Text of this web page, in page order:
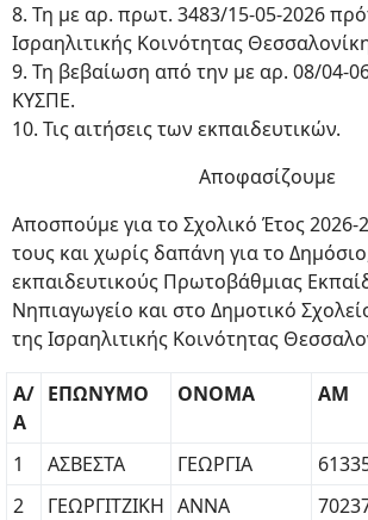
8. Τη με αρ. πρωτ. 3483/15-05-2026
Ισραηλιτικής Κοινότητας
9. Τη βεβαίωση από την με αρ. 08/04-
ΚΥΣΠΕ.
10. Τις αιτήσεις των εκπαιδευτικών.
Αποφασίζουμε
Αποσπούμε για το Σχολικό Έτος 2026-
τους και χωρίς δαπάνη για το
εκπαιδευτικούς Πρωτοβάθμιας
Νηπιαγωγείο και στο Δημοτικό
της Ισραηλιτικής Κοινότητας
Α/
Α
ΕΠΩΝΥΜΟ ΟΝΟΜΑ ΑΜ
1
ΑΣΒΕΣΤΑ ΓΕΩΡΓΙΑ
2
ΓΕΩΡΓΙΤΖΙΚΗ ΑΝΝΑ